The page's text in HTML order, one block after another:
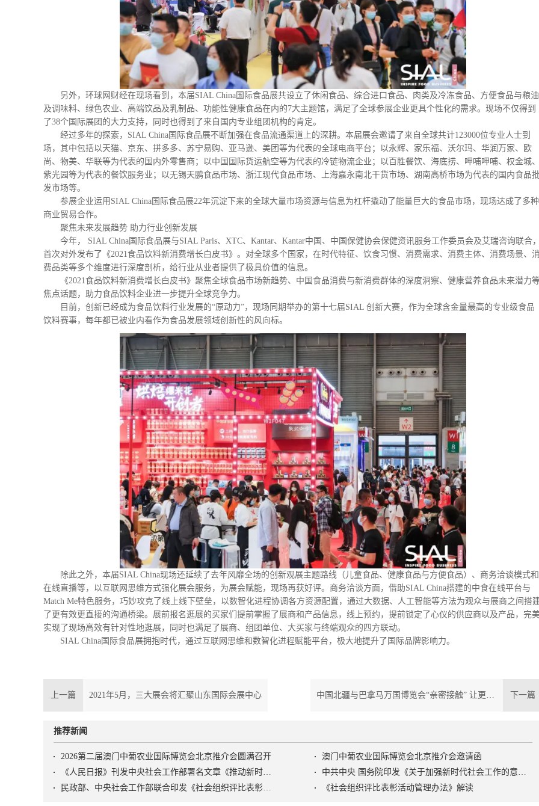
另外，环球网财经在现场看到，本届SIAL China国际食品展共设立了休闲食品、综合进口食品、肉类及冷冻食品、方便食品与粮油
及调味料、绿色农业、高端饮品及乳制品、功能性健康食品在内的7大主题馆，满足了全球参展企业更具个性化的需求。现场不仅得到
了38个国际展团的大力支持，同时也得到了来自国内专业组团机构的肯定。
经过多年的探索，SIAL China国际食品展不断加强在食品流通渠道上的深耕。本届展会邀请了来自全球共计123000位专业人士到
场，其中包括以天猫、京东、拼多多、苏宁易购、亚马逊、美团等为代表的全球电商平台；以永辉、家乐福、沃尔玛、华润万家、欧
尚、物美、华联等为代表的国内外零售商；以中国国际货运航空等为代表的冷链物流企业；以百胜餐饮、海底捞、呷哺呷哺、权金城
紫光园等为代表的餐饮服务业；以无锡天鹏食品市场、浙江现代食品市场、上海嘉永南北干货市场、湖南高桥市场为代表的国内食品
发市场等。
参展企业运用SIAL China国际食品展22年沉淀下来的全球大量市场资源与信息为杠杆撬动了能量巨大的食品市场，现场达成了多种
商业贸易合作。
聚焦未来发展趋势 助力行业创新发展
今年， SIAL China国际食品展与SIAL Paris、XTC、Kantar、Kantar中国、中国保健协会保健资讯服务工作委员会及艾瑞咨询联合
首次对外发布了《2021食品饮料新消费增长白皮书》。对全球多个国家，在时代特征、饮食习惯、消费需求、消费主体、消费场景、
费品类等多个维度进行深度剖析，给行业从业者提供了极具价值的信息。
《2021食品饮料新消费增长白皮书》聚焦全球食品市场新趋势、中国食品消费与新消费群体的深度洞察、健康营养食品未来潜力
焦点话题，助力食品饮料企业进一步提升全球竞争力。
目前，创新已经成为食品饮料行业发展的“原动力”，现场同期举办的第十七届SIAL 创新大赛，作为全球含金量最高的专业级食品
饮料赛事，每年都已被业内看作为食品发展领域创新性的风向标。
除此之外，本届SIAL China现场还延续了去年风靡全场的创新观展主题路线（儿童食品、健康食品与方便食品）、商务洽谈模式和
在线直播等，以互联网思维方式强化展会服务，为展会赋能，现场再获好评。商务洽谈方面，借助SIAL China搭建的中食在线平台与
Match Me特色服务，巧妙攻克了线上线下壁垒，以数智化进程协调各方资源配置，通过大数据、人工智能等方法为观众与展商之间搭
了更有效更直接的沟通桥梁。展前报名逛展的买家们提前掌握了展商和产品信息，线上预约，提前锁定了心仪的供应商以及产品，完
实现了现场高效有针对性地逛展，同时也满足了展商、组团单位、大买家与终端观众的四方联动。
SIAL China国际食品展拥抱时代，通过互联网思维和数智化进程赋能平台，极大地提升了国际品牌影响力。
上一篇 2021年5月，三大展会将汇聚山东国际会展中心 下一
推荐新闻
2026第二届澳门中葡农业国际博览会北京推介会圆满召开
澳门中葡农业国际博览会北京推介会邀请函
《社会组织评比表彰活动管理办法》解读